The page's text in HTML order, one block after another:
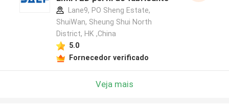
Lane9, PO Sheng Estate,
ShuiWan, Sheung Shui North
District, HK ,China
5.0
Fornecedor verificado
Veja mais